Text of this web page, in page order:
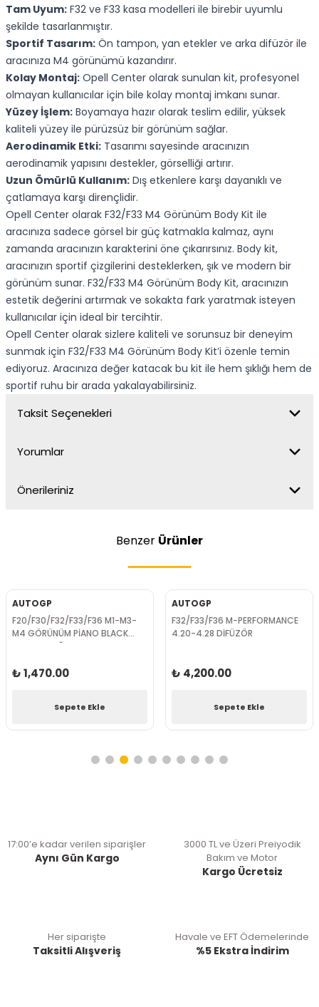
Tam Uyum: F32 ve F33 kasa modelleri ile birebir uyumlu
şekilde tasarlanmıştır.
Sportif Tasarım: Ön tampon, yan etekler ve arka difüzör ile
aracınıza M4 görünümü kazandırır.
Kolay Montaj: Opell Center olarak sunulan kit, profesyonel
olmayan kullanıcılar için bile kolay montaj imkanı sunar.
Yüzey İşlem: Boyamaya hazır olarak teslim edilir, yüksek
kaliteli yüzey ile pürüzsüz bir görünüm sağlar.
Aerodinamik Etki: Tasarımı sayesinde aracınızın
aerodinamik yapısını destekler, görselliği artırır.
Uzun Ömürlü Kullanım: Dış etkenlere karşı dayanıklı ve
çatlamaya karşı dirençlidir.
Opell Center olarak F32/F33 M4 Görünüm Body Kit ile
aracınıza sadece görsel bir güç katmakla kalmaz, aynı
zamanda aracınızın karakterini öne çıkarırsınız. Body kit,
aracınızın sportif çizgilerini desteklerken, şık ve modern bir
görünüm sunar. F32/F33 M4 Görünüm Body Kit, aracınızın
estetik değerini artırmak ve sokakta fark yaratmak isteyen
kullanıcılar için ideal bir tercihtir.
Opell Center olarak sizlere kaliteli ve sorunsuz bir deneyim
sunmak için F32/F33 M4 Görünüm Body Kit’i özenle temin
ediyoruz. Aracınıza değer katacak bu kit ile hem şıklığı hem de
sportif ruhu bir arada yakalayabilirsiniz.
Taksit Seçenekleri
Yorumlar
Önerileriniz
Benzer Ürünler
AUTOGP
F20/F30/F32/F33/F36 M1-M3-
M4 GÖRÜNÜM PİANO BLACK
AYNA KAPAĞI
₺ 1,470.00
Sepete Ekle
AUTOGP
F32/F33/F36 M-PERFORMANCE
4.20-4.28 DİFÜZÖR
₺ 4,200.00
Sepete Ekle
17:00’e kadar verilen siparişler
Aynı Gün Kargo
3000 TL ve Üzeri Preiyodik
Bakım ve Motor
Kargo Ücretsiz
Her siparişte
Taksitli Alışveriş
Havale ve EFT Ödemelerinde
%5 Ekstra İndirim